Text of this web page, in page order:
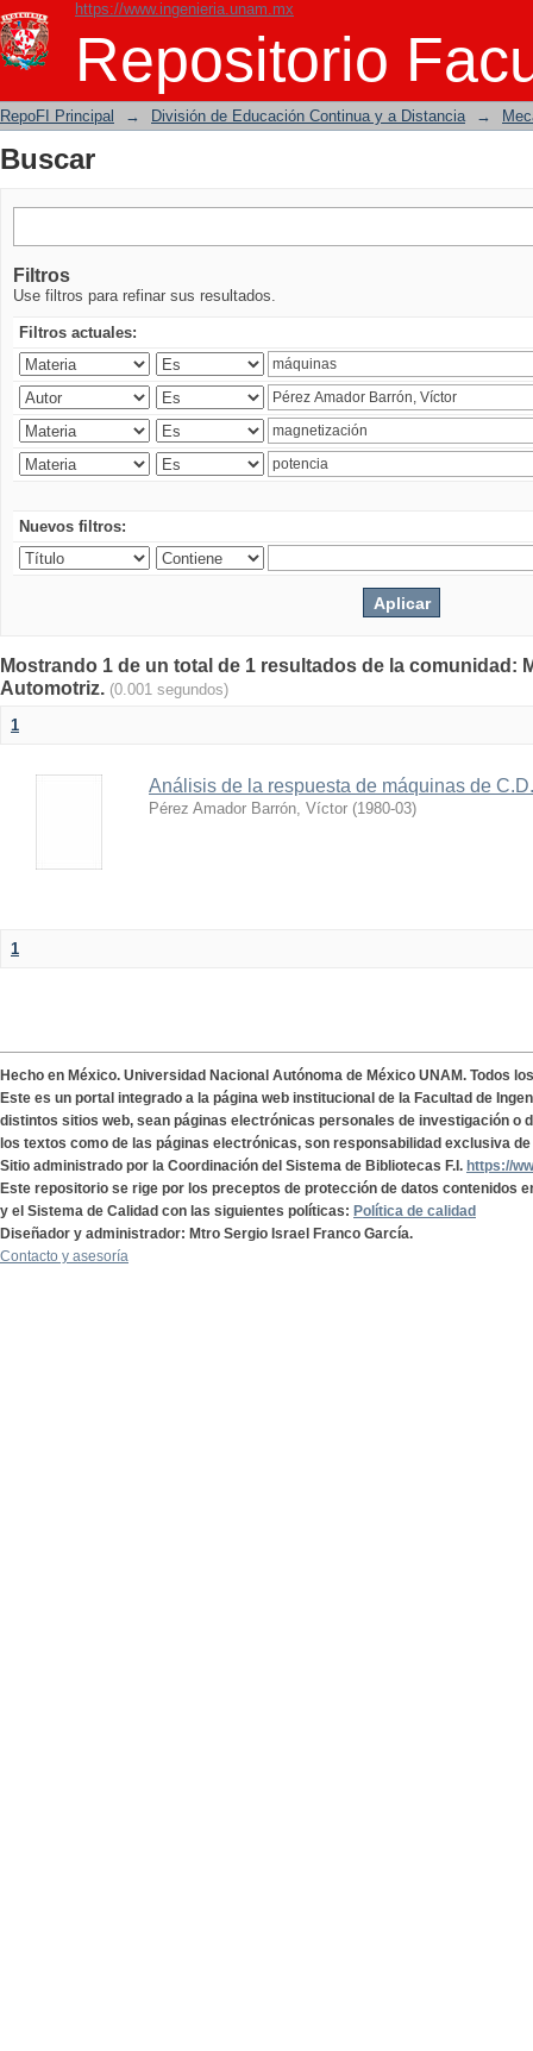
https://www.ingenieria.unam.mx
Repositorio
Buscar
RepoFI Principal → División de Educación Continua y a Distancia →
Buscar
Filtros
Use filtros para refinar sus resultados.
Filtros actuales:
Nuevos filtros:
Mostrando 1 de un total de 1 resultados de la comunidad:
Automotriz. (0.001 segundos)
1
Análisis de la respuesta de máquinas de
Pérez Amador Barrón, Víctor (1980-03)
1
Hecho en México. Universidad Nacional Autónoma de México UNAM. Todos
Este es un portal integrado a la página web institucional de la Facultad de
distintos sitios web, sean páginas electrónicas personales de investigación o
los textos como de las páginas electrónicas, son responsabilidad exclusiva
Sitio administrado por la Coordinación del Sistema de Bibliotecas F.I. https://
Este repositorio se rige por los preceptos de protección de datos contenidos
y el Sistema de Calidad con las siguientes políticas: Política de calidad
Diseñador y administrador: Mtro Sergio Israel Franco García.
Contacto y asesoría